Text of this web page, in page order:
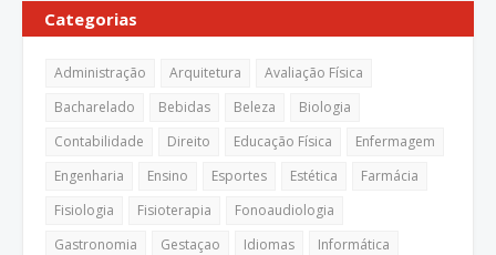
Categorias
Administração Arquitetura
Avaliação Física
Bacharelado
Bebidas Beleza
Biologia
Contabilidade
Direito Educação Física
Enfermagem
Engenharia
Ensino Esportes Estética
Farmácia
Fisiologia
Fisioterapia
Fonoaudiologia
Gastronomia
Gestaçao Idiomas
Informática